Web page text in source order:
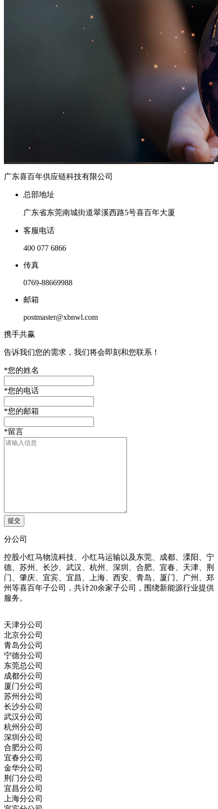
广东喜百年供应链科技有限公司
总部地址
广东省东莞南城街道翠溪西路5号喜百年大厦
客服电话
400 077 6866
传真
0769-88669988
邮箱
postmaster@xbnwl.com
携手共赢
告诉我们您的需求，我们将会即刻和您联系！
*您的姓名
*您的电话
*您的邮箱
*留言
分公司
控股小红马物流科技、小红马运输以及东莞、成都、溧阳、宁
德、苏州、长沙、武汉、杭州、深圳、合肥、宜春、天津、荆
门、肇庆、宜宾、宜昌、上海、西安、青岛、厦门、广州、郑
州等喜百年子公司，共计20余家子公司，围绕新能源行业提供
服务。
天津分公司
北京分公司
青岛分公司
宁德分公司
东莞总公司
成都分公司
厦门分公司
苏州分公司
长沙分公司
武汉分公司
杭州分公司
深圳分公司
合肥分公司
宜春分公司
金华分公司
荆门分公司
宜昌分公司
上海分公司